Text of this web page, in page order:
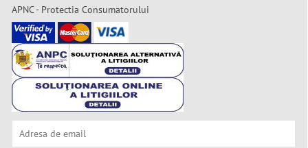
APNC - Protectia Consumatorului